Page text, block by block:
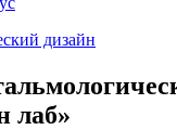
дизайн
лаб»